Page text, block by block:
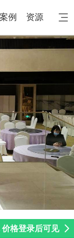
案例 资源
价格登录后可见